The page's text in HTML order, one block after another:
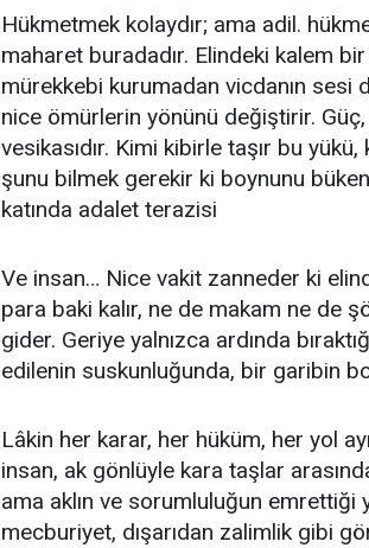
Hükmetmek kolaydır; ama adil.
maharet buradadır. Elindeki kalem
mürekkebi kurumadan vicdanın sesi
nice ömürlerin yönünü değiştirir.
vesikasıdır. Kimi kibirle taşır bu
şunu bilmek gerekir ki boynunu
katında adalet terazisi
Ve insan… Nice vakit zanneder ki
para baki kalır, ne de makam ne de
gider. Geriye yalnızca ardında
edilenin suskunluğunda, bir garibin
Lâkin her karar, her hüküm, her yol
insan, ak gönlüyle kara taşlar
ama aklın ve sorumluluğun
mecburiyet, dışarıdan zalimlik gibi